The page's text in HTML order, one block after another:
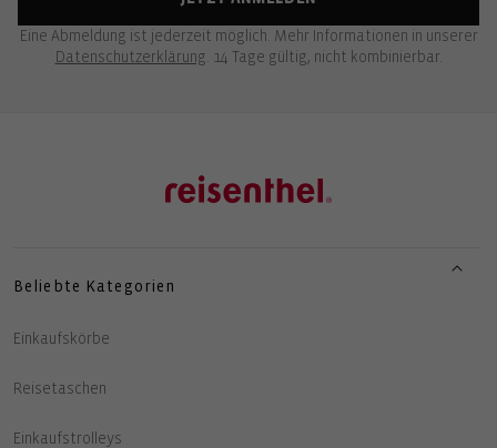
Eine Abmeldung ist jederzeit möglich. Mehr Informationen in unserer
Datenschutzerklärung. 14 Tage gültig, nicht kombinierbar.
Beliebte Kategorien
Einkaufskörbe
Reisetaschen
Einkaufstrolleys